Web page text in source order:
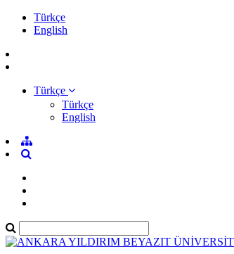
Türkçe
English
Türkçe
Türkçe
English